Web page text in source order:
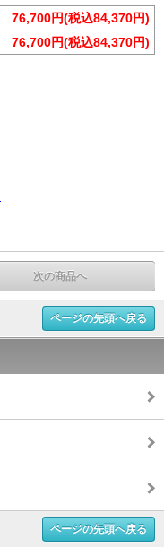
76,700円(税込84,370円)
76,700円(税込84,370円)
次の商品へ
ページの先頭へ戻る
ページの先頭へ戻る